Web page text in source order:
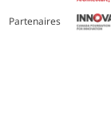
Partenaires